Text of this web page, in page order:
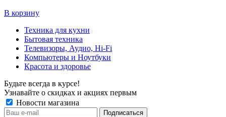
В корзину
Техника для кухни
Бытовая техника
Телевизоры, Аудио, Hi-Fi
Компьютеры и Ноутбуки
Красота и здоровье
Будьте всегда в курсе!
Узнавайте о скидках и акциях первым
Новости магазина